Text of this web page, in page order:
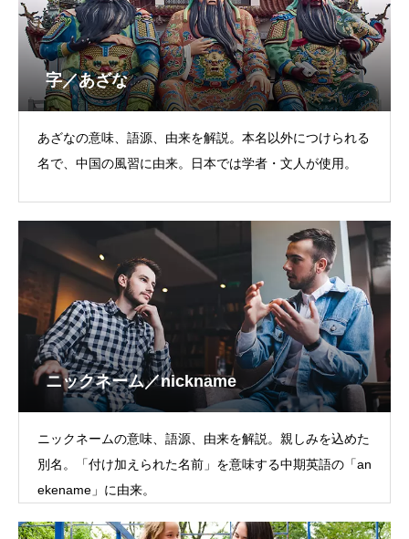
字／あざな
あざなの意味、語源、由来を解説。本名以外につけられる
名で、中国の風習に由来。日本では学者・文人が使用。
ニックネーム／nickname
ニックネームの意味、語源、由来を解説。親しみを込めた
別名。「付け加えられた名前」を意味する中期英語の「an
ekename」に由来。